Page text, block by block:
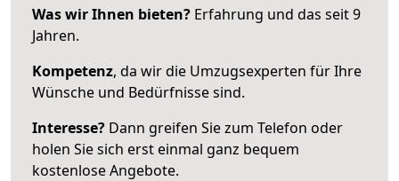
Was wir Ihnen bieten? Erfahrung und das seit 9
Jahren.
Kompetenz, da wir die Umzugsexperten für Ihre
Wünsche und Bedürfnisse sind.
Interesse? Dann greifen Sie zum Telefon oder
holen Sie sich erst einmal ganz bequem
kostenlose Angebote.